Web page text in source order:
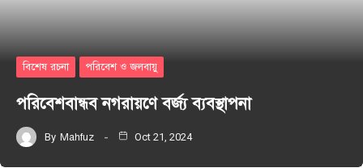
বিশেষ রচনা পরিবেশ ও জলবায়ু
পরিবেশবান্ধব নগরায়ণে বর্জ্য ব্যবস্থাপনা
By Mahfuz Oct 21, 2024